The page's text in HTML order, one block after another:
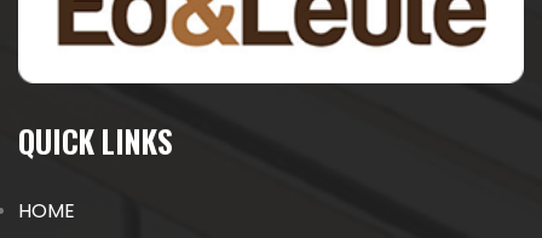
QUICK LINKS
HOME